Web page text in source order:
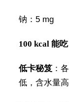
钠：5 mg
100 kcal 能吃
低卡秘笈：
低，含水量